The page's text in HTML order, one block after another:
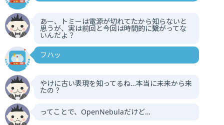
あー、トミーは電源が切れてたから知らないと
思うが、実は前回と今回は時間的に繋がってな
いんだよ？
フハッ
やけに古い表現を知ってるね…本当に未来から来
たの？
ってことで、OpenNebulaだけど…